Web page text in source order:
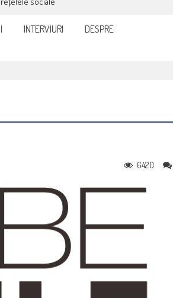
INTERVIURI DESPRE
6420